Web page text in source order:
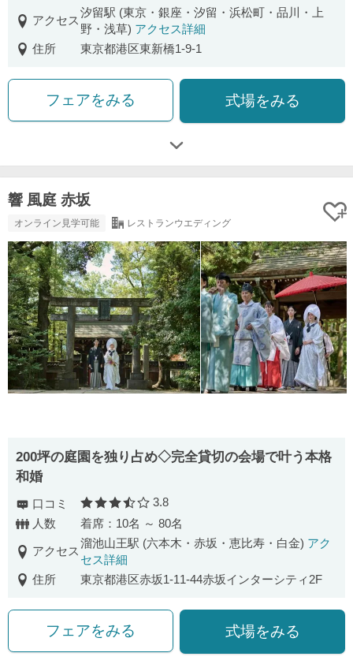
アクセス
汐留駅 (東京・銀座・汐留・浜松町・品川・上
野・浅草) アクセス詳細
住所
東京都港区東新橋1-9-1
フェアをみる 式場をみる
響 風庭 赤坂
オンライン見学可能 レストランウエディング
200坪の庭園を独り占め◇完全貸切の会場で叶う本格
和婚
口コミ 口コミ評価
3.8
人数
着席：10名 ～ 80名
アクセス
溜池山王駅 (六本木・赤坂・恵比寿・白金) アク
セス詳細
住所
東京都港区赤坂1-11-44赤坂インターシティ2F
フェアをみる 式場をみる